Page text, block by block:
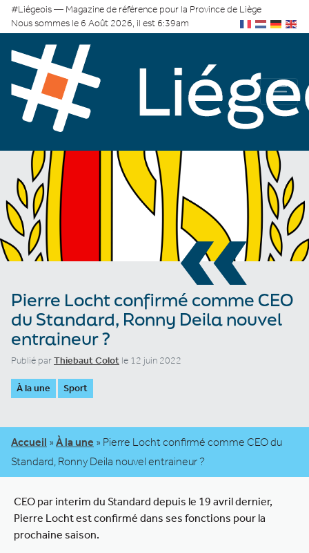
#Liégeois — Magazine de référence pour la Province de Liège
Nous sommes le 6 Août 2026, il est 6:39am
«
Pierre Locht confirmé comme CEO
du Standard, Ronny Deila nouvel
entraineur ?
Publié parThiebaut Colot le 12 juin 2022
À la une Sport
Accueil » À la une » Pierre Locht confirmé comme CEO du
Standard, Ronny Deila nouvel entraineur ?
CEO par interim du Standard depuis le 19 avril dernier,
Pierre Locht est confirmé dans ses fonctions pour la
prochaine saison.